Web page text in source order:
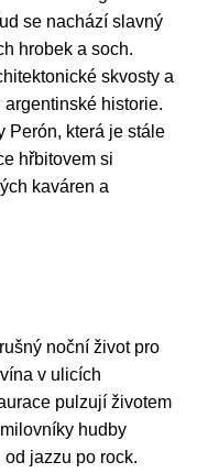
se nachází slavný
hrobek a soch.
skvosty a
historie.
Perón, která je stále
hřbitovem si
kaváren a
noční život pro
v ulicích
pulzují životem
hudby
jazzu po rock.